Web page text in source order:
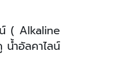
( Alkaline
ำอัลคาไลน์